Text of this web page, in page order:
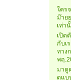
ใคร
ม๊าย
เท่า
เปิด
กับเ
ทาง
พฤ
มาดู
ดูแบ